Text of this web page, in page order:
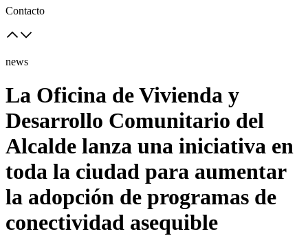
Contacto
news
La Oficina de Vivienda y
Desarrollo Comunitario del
Alcalde lanza una iniciativa en
toda la ciudad para aumentar
la adopción de programas de
conectividad asequible